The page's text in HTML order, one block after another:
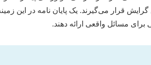
قرار می‌گیرند. یک پایان نامه در این
مسائل واقعی ارائه دهند.